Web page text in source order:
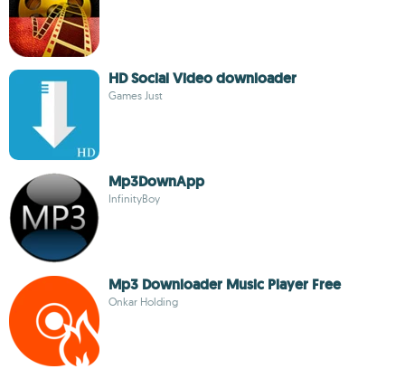
HD Social Video downloader
Games Just
Mp3DownApp
InfinityBoy
Mp3 Downloader Music Player Free
Onkar Holding